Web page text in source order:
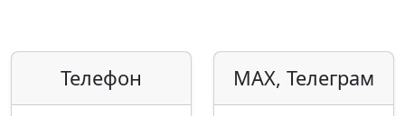
Телефон MAX, Телеграм